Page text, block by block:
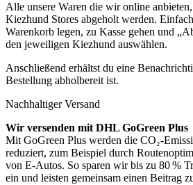
Alle unsere Waren die wir online
Kiezhund Stores abgeholt werden.
Warenkorb legen, zu Kasse gehen und
den jeweiligen Kiezhund auswählen.
Anschließend erhältst du eine
Bestellung abholbereit ist.
Nachhaltiger Versand
Wir versenden mit DHL GoGreen Plus
Mit GoGreen Plus werden die CO₂-
reduziert, zum Beispiel durch
von E-Autos. So sparen wir bis zu 80 %
ein und leisten gemeinsam einen Beitrag